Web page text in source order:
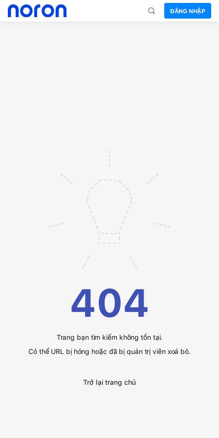
ĐĂNG NHẬP
404
Trang bạn tìm kiếm không tồn tại.
Có thể URL bị hỏng hoặc đã bị quản trị viên xoá bỏ.
Trở lại trang chủ